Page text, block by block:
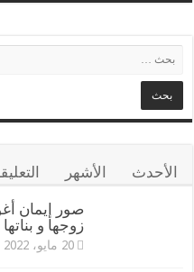
الأحدث الأشهر
صور إيمان
زوجها و بناتها
20 مايو، 2022